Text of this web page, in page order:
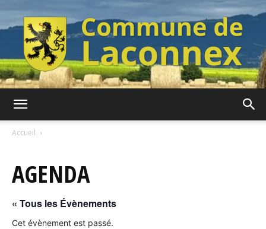
Laconnex
Accueil
AGENDA
« Tous les Évènements
Cet évènement est passé.